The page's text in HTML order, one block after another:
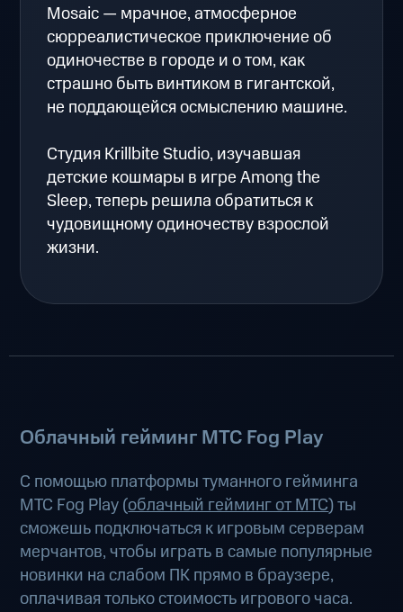
Mosaic — мрачное, атмосферное
сюрреалистическое приключение об
одиночестве в городе и о том, как
страшно быть винтиком в гигантской,
не поддающейся осмыслению машине.
Студия Krillbite Studio, изучавшая
детские кошмары в игре Among the
Sleep, теперь решила обратиться к
чудовищному одиночеству взрослой
жизни.
Облачный гейминг МТС Fog Play
С помощью платформы туманного гейминга
МТС Fog Play (облачный гейминг от МТС) ты
сможешь подключаться к игровым серверам
мерчантов, чтобы играть в самые популярные
новинки на слабом ПК прямо в браузере,
оплачивая только стоимость игрового часа.